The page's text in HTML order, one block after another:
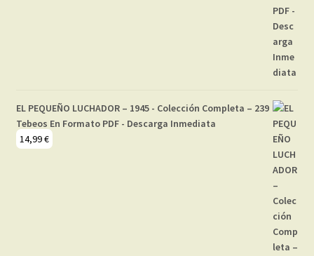
EL PEQUEÑO LUCHADOR – 1945 - Colección Completa – 239
Tebeos En Formato PDF - Descarga Inmediata
14,99€